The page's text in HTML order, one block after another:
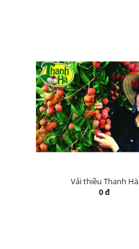
Vải thiều Thanh Hà
0 đ